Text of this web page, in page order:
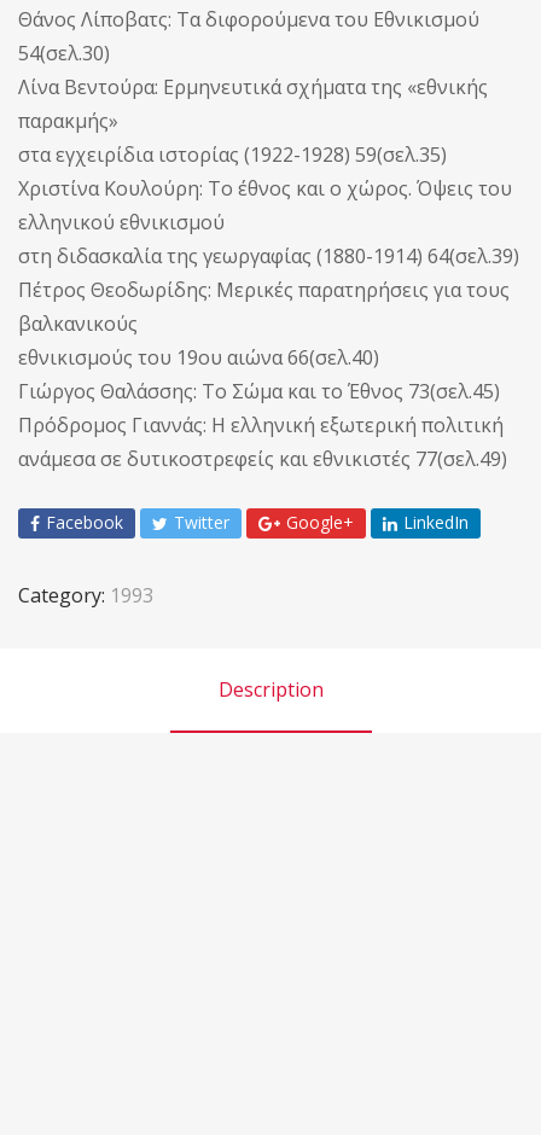
Θάνος Λίποβατς: Τα διφορούμενα του Εθνικισμού
54(σελ.30)
Λίνα Βεντούρα: Ερμηνευτικά σχήματα της «εθνικής
παρακμής»
στα εγχειρίδια ιστορίας (1922-1928) 59(σελ.35)
Χριστίνα Κουλούρη: Το έθνος και ο χώρος. Όψεις του
ελληνικού εθνικισμού
στη διδασκαλία της γεωργαφίας (1880-1914) 64(σελ.39)
Πέτρος Θεοδωρίδης: Μερικές παρατηρήσεις για τους
βαλκανικούς
εθνικισμούς του 19ου αιώνα 66(σελ.40)
Γιώργος Θαλάσσης: Το Σώμα και το Έθνος 73(σελ.45)
Πρόδρομος Γιαννάς: Η ελληνική εξωτερική πολιτική
ανάμεσα σε δυτικοστρεφείς και εθνικιστές 77(σελ.49)
Facebook Twitter Google+ LinkedIn
Category: 1993
Description